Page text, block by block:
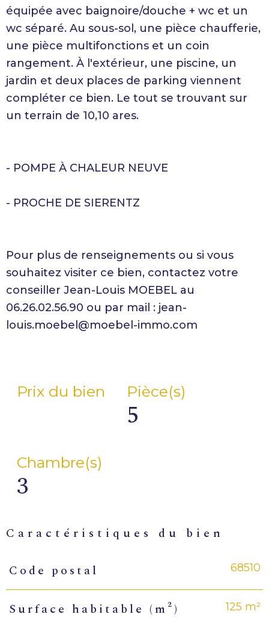
équipée avec baignoire/douche + wc et un
wc séparé. Au sous-sol, une pièce chaufferie,
une pièce multifonctions et un coin
rangement. À l'extérieur, une piscine, un
jardin et deux places de parking viennent
compléter ce bien. Le tout se trouvant sur
un terrain de 10,10 ares.
- POMPE À CHALEUR NEUVE
- PROCHE DE SIERENTZ
Pour plus de renseignements ou si vous
souhaitez visiter ce bien, contactez votre
conseiller Jean-Louis MOEBEL au
06.26.02.56.90 ou par mail : jean-
louis.moebel@moebel-immo.com
Prix du bien Pièce(s)
5
Chambre(s)
3
caractéristiques du bien
Caractéristiques
Code postal 68510
Surface habitable (m²) 125 m²